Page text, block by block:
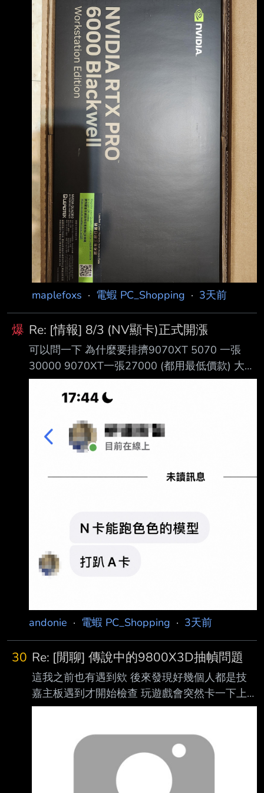
率也呈下滑的情況。顯示卡十大排名中，只有
Ge
maplefoxs · 電蝦 PC_Shopping · 3天前
爆 Re: [情報] 8/3 (NV顯卡)正式開漲
可以問一下 為什麼要排擠9070XT 5070 一張
30000 9070XT一張27000 (都用最低價款) 大多
遊戲9070XT實測表現 比5070高10~20% 當然
也或許DLSS支援的遊戲比FSR 4.1多一些 但是
單 但是供應還是很充裕? : 指標罰站屋更新了 : 今
天早上11點開門新報價 UPDATE完畢 不是開玩
andonie · 電蝦 PC_Shopping · 3天前
30 Re: [閒聊] 傳說中的9800X3D抽幀問題
這我之前也有遇到欸 後來發現好幾個人都是技
嘉主板遇到才開始檢查 玩遊戲會突然卡一下上
網看以為是中9800X3D的這個問題 後來發現是
腦自動安裝GCC從技嘉官網抓或直接停用都可以
解決 https://i.meee.com.tw/JKPcKeG.png
https://i.meee.com.tw/OQNcsNX.png 真的不是